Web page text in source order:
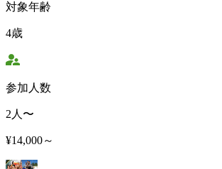
対象年齢
4歳
参加人数
2人〜
¥14,000～